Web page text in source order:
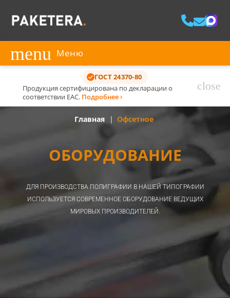
menu Меню
ГОСТ 24370-80
Продукция сертифицирована по декларации о
соответствии ЕАС. Подробнее ›
close
Главная | Офсетное
ОБОРУДОВАНИЕ
ДЛЯ ПРОИЗВОДСТВА ПОЛИГРАФИИ В НАШЕЙ ТИПОГРАФИИ
ИСПОЛЬЗУЕТСЯ СОВРЕМЕННОЕ ОБОРУДОВАНИЕ ВЕДУЩИХ
МИРОВЫХ ПРОИЗВОДИТЕЛЕЙ.